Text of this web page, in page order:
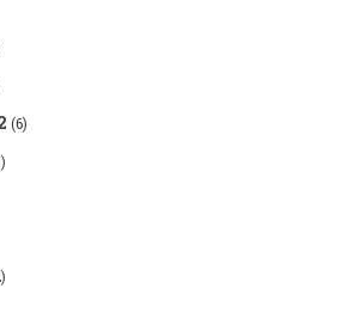
(6)